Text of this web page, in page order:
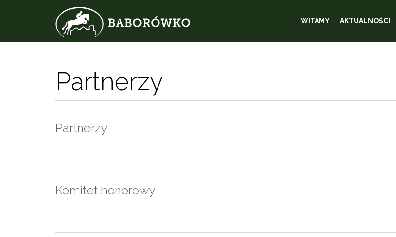
WITAMY AKTUALNOŚCI
Partnerzy
Partnerzy
Komitet honorowy